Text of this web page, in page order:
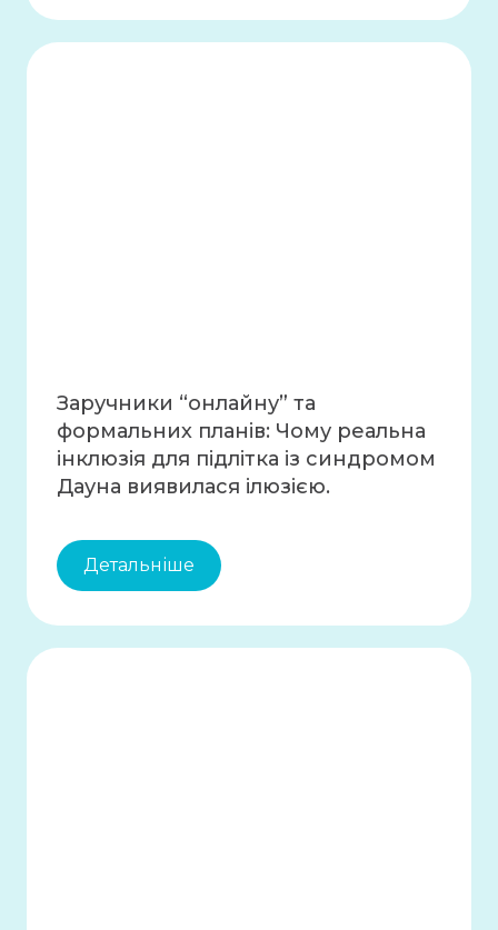
Заручники “онлайну” та
формальних планів: Чому реальна
інклюзія для підлітка із синдромом
Дауна виявилася ілюзією.
Детальніше